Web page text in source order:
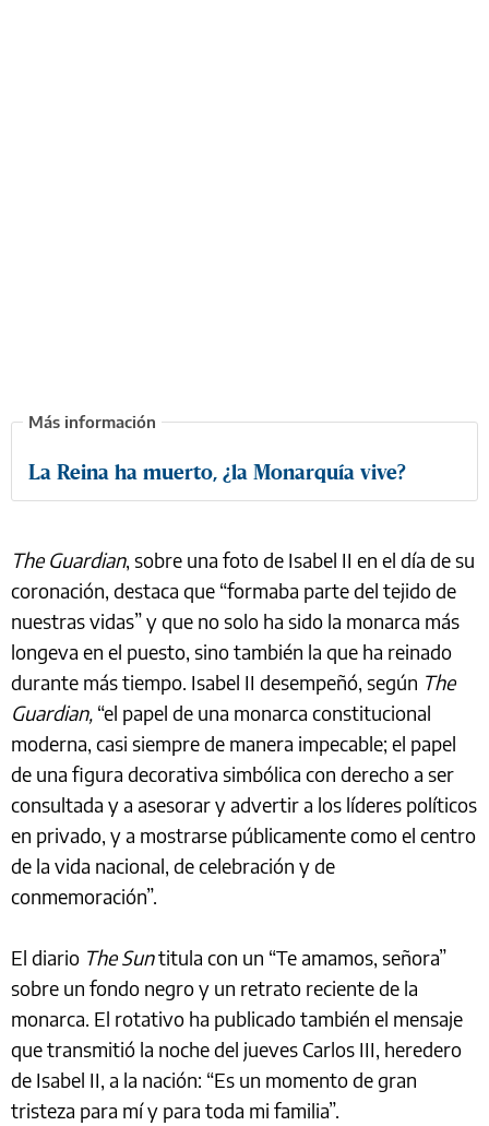
La Reina ha muerto, ¿la Monarquía vive?
The Guardian, sobre una foto de Isabel II en el día de su
coronación, destaca que “formaba parte del tejido de
nuestras vidas” y que no solo ha sido la monarca más
longeva en el puesto, sino también la que ha reinado
durante más tiempo. Isabel II desempeñó, según The
Guardian, “el papel de una monarca constitucional
moderna, casi siempre de manera impecable; el papel
de una figura decorativa simbólica con derecho a ser
consultada y a asesorar y advertir a los líderes políticos
en privado, y a mostrarse públicamente como el centro
de la vida nacional, de celebración y de
conmemoración”.
El diario The Suntitula con un “Te amamos, señora”
sobre un fondo negro y un retrato reciente de la
monarca. El rotativo ha publicado también el mensaje
que transmitió la noche del jueves Carlos III, heredero
de Isabel II, a la nación: “Es un momento de gran
tristeza para mí y para toda mi familia”.